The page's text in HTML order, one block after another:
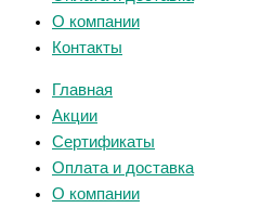
О компании
Контакты
Главная
Акции
Сертификаты
Оплата и доставка
О компании